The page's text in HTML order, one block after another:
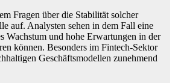
Fragen über die Stabilität solcher
auf. Analysten sehen in dem Fall eine
Wachstum und hohe Erwartungen in der
können. Besonders im Fintech-Sektor
Geschäftsmodellen zunehmend